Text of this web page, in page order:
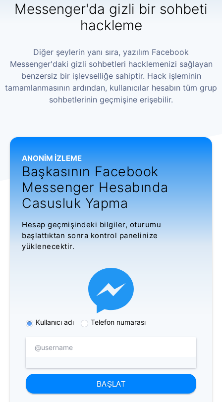
Messenger'da gizli bir sohbeti
hackleme
Diğer şeylerin yanı sıra, yazılım Facebook
Messenger'daki gizli sohbetleri hacklemenizi sağlayan
benzersiz bir işlevselliğe sahiptir. Hack işleminin
tamamlanmasının ardından, kullanıcılar hesabın tüm grup
sohbetlerinin geçmişine erişebilir.
ANONIM IZLEME
Başkasının Facebook
Messenger Hesabında
Casusluk Yapma
Hesap geçmişindeki bilgiler, oturumu
başlattıktan sonra kontrol panelinize
yüklenecektir.
Kullanıcı adı Telefon numarası
BAŞLAT